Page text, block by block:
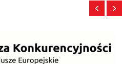
‹ ›